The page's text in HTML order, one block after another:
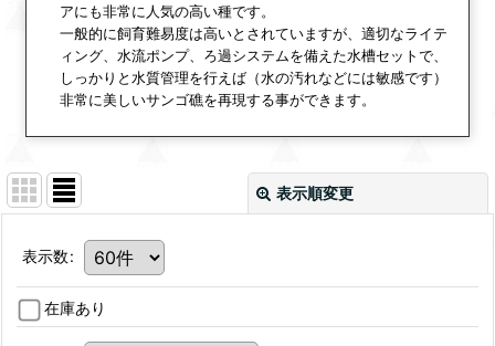
アにも非常に人気の高い種です。
一般的に飼育難易度は高いとされていますが、適切なライテ
ィング、水流ポンプ、ろ過システムを備えた水槽セットで、
しっかりと水質管理を行えば（水の汚れなどには敏感です）
非常に美しいサンゴ礁を再現する事ができます。
表示順変更
表示数:
在庫あり